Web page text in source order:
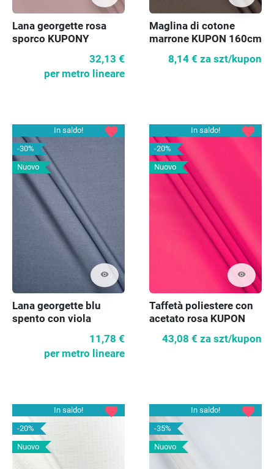
Lana georgette rosa
sporco KUPONY
32,13 €
per metro lineare
Maglina di cotone
marrone KUPON 160cm
8,14 € za szt/kupon
In saldo!
-30%
Nuovo
visibility
favorite
Lana georgette blu
spento con viola
11,78 €
per metro lineare
In saldo!
-20%
Nuovo
visibility
favorite
Taffetà poliestere con
acetato rosa KUPON
43,08 € za szt/kupon
In saldo!
-20%
Nuovo
favorite
In saldo!
-35%
Nuovo
favorite